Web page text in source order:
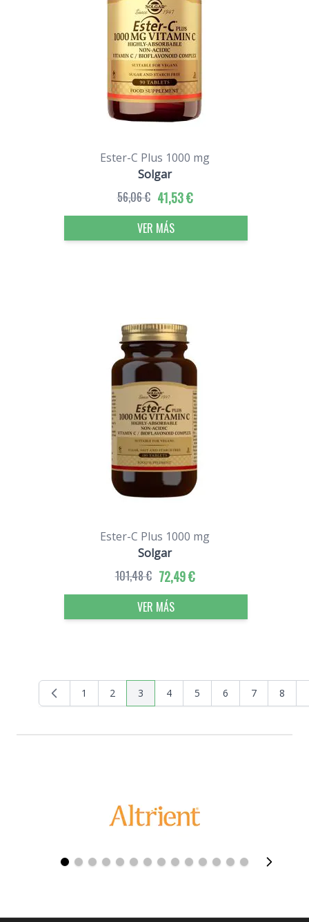
Ester-C Plus 1000 mg
Solgar
41,53 €
56,06 €
VER MÁS
Ester-C Plus 1000 mg
Solgar
72,49 €
101,48 €
VER MÁS
Página
1 Página
2 Actualmente estás leyendo página
3 Página
4 Página
5 Página
6 Página
7 Página
8